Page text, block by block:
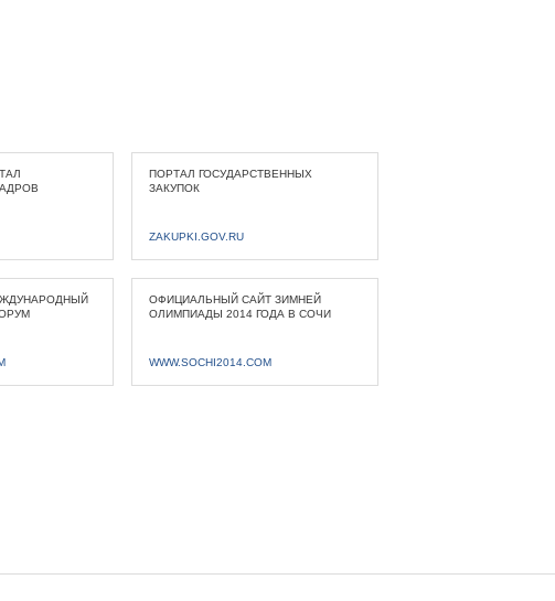
ПОРТАЛ ГОСУДАРСТВЕННЫХ
ЗАКУПОК
ZAKUPKI.GOV.RU
ОФИЦИАЛЬНЫЙ САЙТ ЗИМНЕЙ
ОЛИМПИАДЫ 2014 ГОДА В СОЧИ
WWW.SOCHI2014.COM